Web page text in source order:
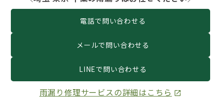
電話で問い合わせる
メールで問い合わせる
LINEで問い合わせる
雨漏り修理サービスの詳細はこちら